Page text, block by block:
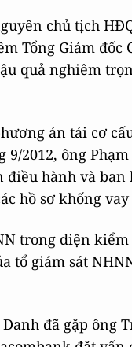
chủ tịch
Tổng Giám đốc
quả nghiêm
án tái cơ
9/2012, ông
điều hành và
hồ sơ khống
trong diện
tổ giám sát
đã gặp ông